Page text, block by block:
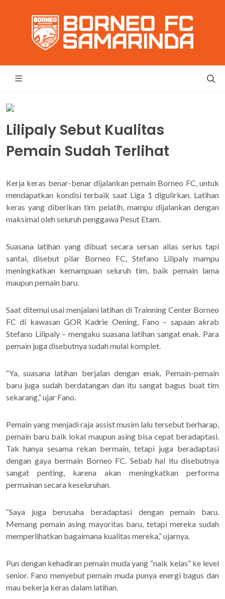
Lilipaly Sebut Kualitas
Pemain Sudah Terlihat
Kerja keras benar-benar dijalankan pemain Borneo FC, untuk
mendapatkan kondisi terbaik saat Liga 1 digulirkan. Latihan
keras yang diberikan tim pelatih, mampu dijalankan dengan
maksimal oleh seluruh penggawa Pesut Etam.
Suasana latihan yang dibuat secara sersan alias serius tapi
santai, disebut pilar Borneo FC, Stefano Lilipaly mampu
meningkatkan kemampuan seluruh tim, baik pemain lama
maupun pemain baru.
Saat ditemui usai menjalani latihan di Trainning Center Borneo
FC di kawasan GOR Kadrie Oening, Fano – sapaan akrab
Stefano Lilipaly – mengaku suasana latihan sangat enak. Para
pemain juga disebutnya sudah mulai komplet.
“Ya, suasana latihan berjalan dengan enak. Pemain-pemain
baru juga sudah berdatangan dan itu sangat bagus buat tim
sekarang,” ujar Fano.
Pemain yang menjadi raja assist musim lalu tersebut berharap,
pemain baru baik lokal maupun asing bisa cepat beradaptasi.
Tak hanya sesama rekan bermain, tetapi juga beradaptasi
dengan gaya bermain Borneo FC. Sebab hal itu disebutnya
sangat penting, karena akan meningkatkan performa
permainan secara keseluruhan.
“Saya juga berusaha beradaptasi dengan pemain baru.
Memang pemain asing mayoritas baru, tetapi mereka sudah
memperlihatkan bagaimana kualitas mereka,” ujarnya.
Pun dengan kehadiran pemain muda yang “naik kelas” ke level
senior. Fano menyebut pemain muda punya energi bagus dan
mau bekerja keras dalam latihan.